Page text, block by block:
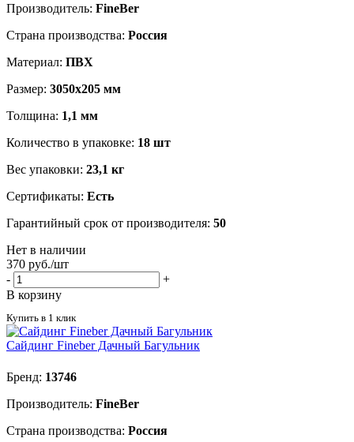
Производитель: FineBer
Страна производства: Россия
Материал: ПВХ
Размер: 3050х205 мм
Толщина: 1,1 мм
Количество в упаковке: 18 шт
Вес упаковки: 23,1 кг
Сертификаты: Есть
Гарантийный срок от производителя: 50
Нет в наличии
370 руб./шт
-
+
В корзину
Купить в 1 клик
Cайдинг Fineber Дачный Багульник
Бренд: 13746
Производитель: FineBer
Страна производства: Россия